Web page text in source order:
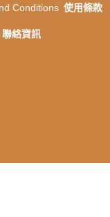
Conditions 使用條款
聯絡資訊